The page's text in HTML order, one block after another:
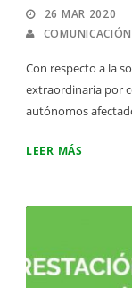
26 MAR 2020
Con respecto a la
extraordinaria por
autónomos
LEER MÁS